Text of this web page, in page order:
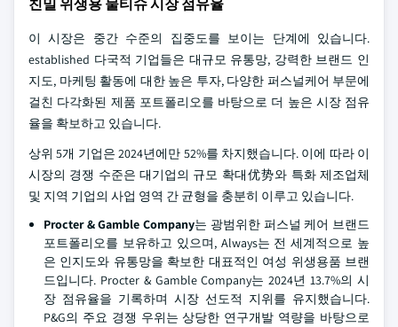
친밀 위생용 물티슈 시장 점유율
이 시장은 중간 수준의 집중도를 보이는 단계에 있습니다.
established 다국적 기업들은 대규모 유통망, 강력한 브랜드 인
지도, 마케팅 활동에 대한 높은 투자, 다양한 퍼스널케어 부문에
걸친 다각화된 제품 포트폴리오를 바탕으로 더 높은 시장 점유
율을 확보하고 있습니다.
상위 5개 기업은 2024년에만 52%를 차지했습니다. 이에 따라 이
시장의 경쟁 수준은 대기업의 규모 확대优势와 특화 제조업체
및 지역 기업의 사업 영역 간 균형을 충분히 이루고 있습니다.
Procter & Gamble Company는 광범위한 퍼스널 케어 브랜드
포트폴리오를 보유하고 있으며, Always는 전 세계적으로 높
은 인지도와 유통망을 확보한 대표적인 여성 위생용품 브랜
드입니다. Procter & Gamble Company는 2024년 13.7%의 시
장 점유율을 기록하며 시장 선도적 지위를 유지했습니다.
P&G의 주요 경쟁 우위는 상당한 연구개발 역량을 바탕으로